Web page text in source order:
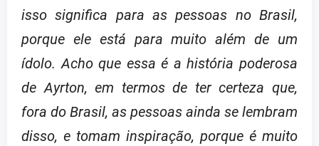
isso significa para as pessoas no Brasil,
porque ele está para muito além de um
ídolo. Acho que essa é a história poderosa
de Ayrton, em termos de ter certeza que,
fora do Brasil, as pessoas ainda se lembram
disso, e tomam inspiração, porque é muito